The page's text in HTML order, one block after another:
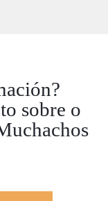
sobre o